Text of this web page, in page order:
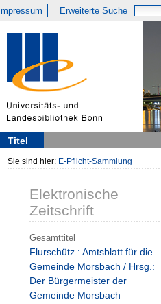
Impressum Erweiterte Suche
Titel
Sie sind hier: E-Pflicht-Sammlung
Elektronische
Zeitschrift
Gesamttitel
Flurschütz : Amtsblatt für die
Gemeinde Morsbach / Hrsg.:
Der Bürgermeister der
Gemeinde Morsbach